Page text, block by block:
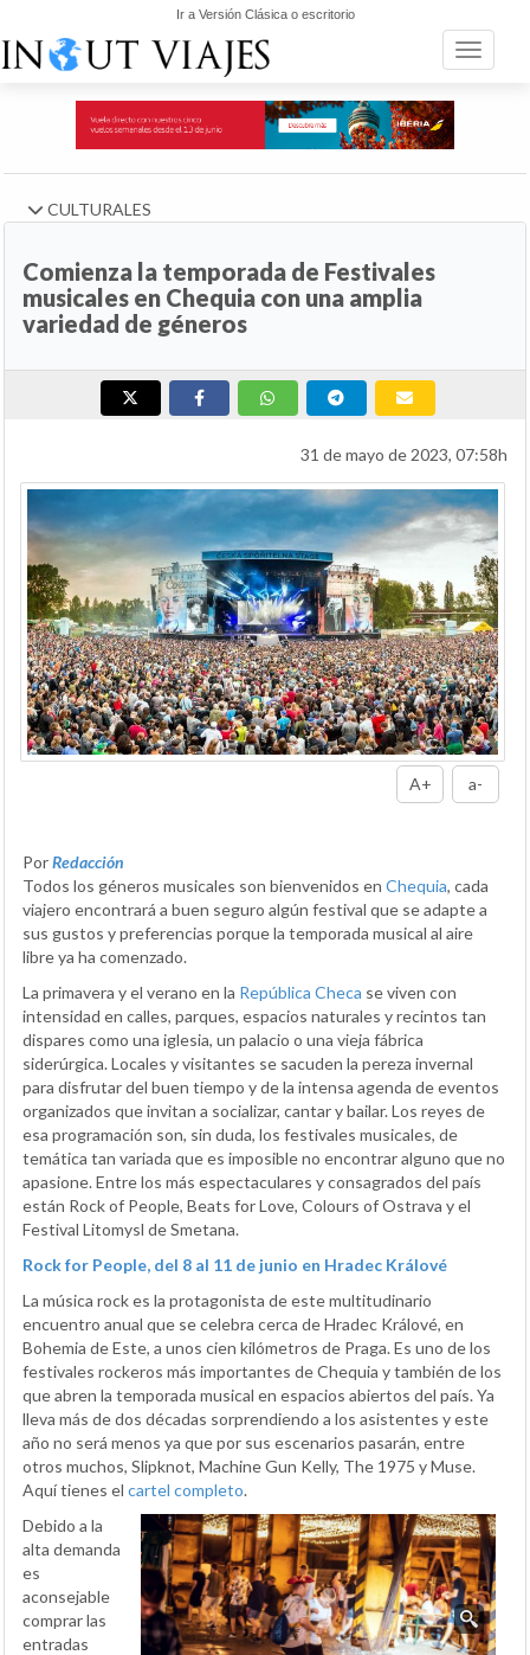
Ir a Versión Clásica o escritorio
Toggle
CULTURALES
Comienza la temporada de Festivales
musicales en Chequia con una amplia
variedad de géneros
31 de mayo de 2023, 07:58h
A+ a-
PorRedacción
Todos los géneros musicales son bienvenidos en Chequia, cada
viajero encontrará a buen seguro algún festival que se adapte a
sus gustos y preferencias porque la temporada musical al aire
libre ya ha comenzado.
La primavera y el verano en la República Checa se viven con
intensidad en calles, parques, espacios naturales y recintos tan
dispares como una iglesia, un palacio o una vieja fábrica
siderúrgica. Locales y visitantes se sacuden la pereza invernal
para disfrutar del buen tiempo y de la intensa agenda de eventos
organizados que invitan a socializar, cantar y bailar. Los reyes de
esa programación son, sin duda, los festivales musicales, de
temática tan variada que es imposible no encontrar alguno que no
apasione. Entre los más espectaculares y consagrados del país
están Rock of People, Beats for Love, Colours of Ostrava y el
Festival Litomysl de Smetana.
Rock for People, del 8 al 11 de junio en Hradec Králové
La música rock es la protagonista de este multitudinario
encuentro anual que se celebra cerca de Hradec Králové, en
Bohemia de Este, a unos cien kilómetros de Praga. Es uno de los
festivales rockeros más importantes de Chequia y también de los
que abren la temporada musical en espacios abiertos del país. Ya
lleva más de dos décadas sorprendiendo a los asistentes y este
año no será menos ya que por sus escenarios pasarán, entre
otros muchos, Slipknot, Machine Gun Kelly, The 1975 y Muse.
Aquí tienes el cartel completo.
Debido a la
alta demanda
es
aconsejable
comprar las
entradas